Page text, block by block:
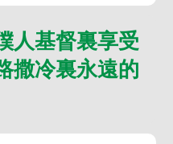
基督裏享受
撒冷裏永遠的